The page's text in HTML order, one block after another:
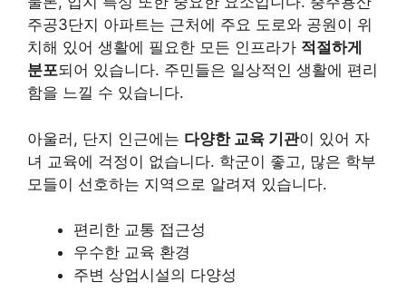
주공3단지 아파트는 근처에 주요 도로와 공원이 위
치해 있어 생활에 필요한 모든 인프라가 적절하게
분포되어 있습니다. 주민들은 일상적인 생활에 편리
함을 느낄 수 있습니다.
아울러, 단지 인근에는 다양한 교육 기관이 있어 자
녀 교육에 걱정이 없습니다. 학군이 좋고, 많은 학부
모들이 선호하는 지역으로 알려져 있습니다.
편리한 교통 접근성
우수한 교육 환경
주변 상업시설의 다양성